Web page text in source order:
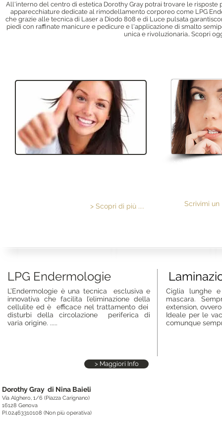
All'interno del centro di estetica Dorothy Gray potrai trovare le
apparecchiature dedicate al rimodellamento corporeo come LPG
che grazie alle tecnica di Laser a Diodo 808 e di Luce pulsata
piedi con raffinate manicure e pedicure e l'applicazione di smalto
unica e rivoluzionaria.. Scopri
> Scopri di più .... Scrivimi un
LPG Endermologie
L’Endermologie è una tecnica esclusiva e
innovativa che facilita l’eliminazione della
cellulite ed è efficace nel trattamento dei
disturbi della circolazione periferica di
varia origine. .....
Ciglia lunghe
mascara.
extension,
Ideale per le
comunque
> Maggiori Info
Dorothy Gray di Nina Baieli
Via Alghero, 1/6 (Piazza Carignano)
16128 Genova
PI.02463310108 (Non più operativa)